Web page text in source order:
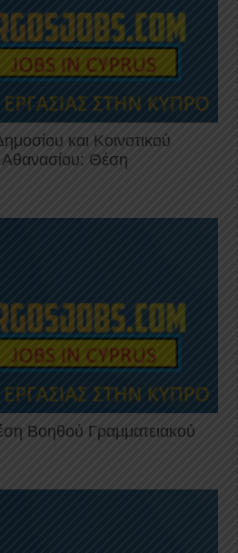
και Κοινοτικού
Αθανασίου: Θέση
Βοηθού Γραμματειακού